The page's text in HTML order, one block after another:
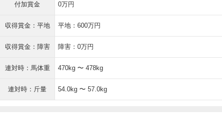
付加賞金 0万円
収得賞金：平地 平地：600万円
収得賞金：障害 障害：0万円
連対時：馬体重 470kg 〜 478kg
連対時：斤量 54.0kg 〜 57.0kg